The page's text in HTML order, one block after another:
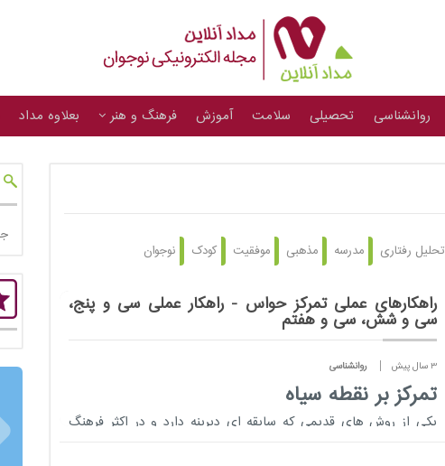
روانشناسی تحصیلی سلامت آموزش فرهنگ و هنر بعلاوه مداد
تحلیل رفتاری مدرسه مذهبی موفقیت کودک نوجوان
راهکارهای عملی تمرکز حواس - راهکار عملی سی و پنج،
سی و شش، سی و هفتم
3 سال پیش روانشناسی
تمرکز بر نقطه سیاه
یکی از روش های قدیمی که سابقه ای دیرینه دارد و در اکثر فرهنگ